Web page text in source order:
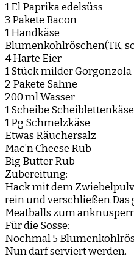
1 El Paprika edelsüss
3 Pakete Bacon
1 Handkäse
Blumenkohlröschen(TK,
4 Harte Eier
1 Stück milder Gorgonzola
2 Pakete Sahne
200 ml Wasser
1 Scheibe Scheiblettenkäse
1 Pg Schmelzkäse
Etwas Räuchersalz
Mac’n Cheese Rub
Big Butter Rub
Zubereitung:
Hack mit dem
rein und verschließen.Das
Meatballs zum
Für die Sosse:
Nochmal 5
Nun darf serviert werden.